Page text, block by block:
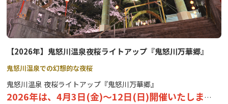
【2026年】鬼怒川温泉夜桜ライトアップ『鬼怒川万華郷』
鬼怒川温泉での幻想的な夜桜
鬼怒川温泉 夜桜ライトアップ『鬼怒川万華郷』
2026年は、4月3日(金)～12日(日)開催いたしま